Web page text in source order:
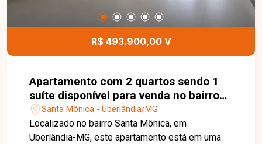
garantindo conforto, segurança e lazer para toda
quem busca um apartamento moderno, completo
e em uma localização privilegiada no bairro Santa
todos os detalhes deste imóvel.
R$ 493.900,00 V
Apartamento com 2 quartos sendo 1
suíte disponível para venda no bairro
Santa Mônica em Uberlândia-MG
Santa Mônica - Uberlândia/MG
Localizado no bairro Santa Mônica, em
Uberlândia-MG, este apartamento está em uma